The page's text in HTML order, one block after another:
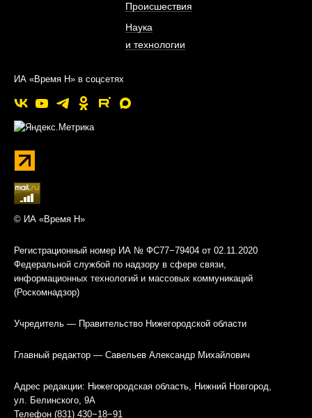
Происшествия
Наука
и технологии
ИА «Время Н» в соцсетях
© ИА «Время Н»
Регистрационный номер ИА № ФС77−79404 от 02.11.2020
Федеральной службой по надзору в сфере связи,
информационных технологий и массовых коммуникаций
(Роскомнадзор)
Учредитель — Правительство Нижегородской области
Главный редактор — Савельев Александр Михайлович
Адрес редакции: Нижегородская область, Нижний Новгород,
ул. Белинского, 9А
Телефон (831) 430−18−91